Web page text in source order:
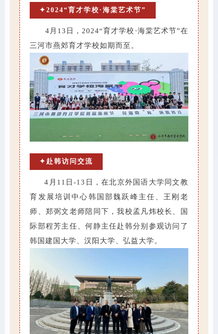
✦2024“育才学校·海棠艺术节”
4月13日，2024“育才学校·海棠艺术节”在
三河市燕郊育才学校如期而至。
✦赴韩访问交流
4月11日-13日，在北京外国语大学同文教
育发展培训中心韩国部魏跃峰主任、王刚老
师、郑弼文老师陪同下，我校孟凡炜校长、国
际部程芳主任、何静主任赴韩分别参观访问了
韩国建国大学、汉阳大学、弘益大学。